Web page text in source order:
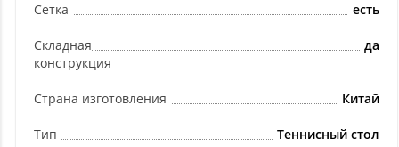
Сетка есть
Складная
конструкция
да
Страна изготовления Китай
Тип Теннисный стол